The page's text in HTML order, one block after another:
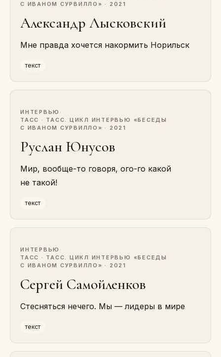
С ИВАНОМ СУРВИЛЛО» · 2021
Александр Лысковский
Мне правда хочется накормить Норильск
текст
ИНТЕРВЬЮ ·
ТАСС · ТАСС. ЦИКЛ ИНТЕРВЬЮ «БЕСЕДЫ
С ИВАНОМ СУРВИЛЛО» · 2021
Руслан Юнусов
Мир, вообще-то говоря, ого-го какой
не такой!
текст
ИНТЕРВЬЮ ·
ТАСС · ТАСС. ЦИКЛ ИНТЕРВЬЮ «БЕСЕДЫ
С ИВАНОМ СУРВИЛЛО» · 2021
Сергей Самойленков
Стесняться нечего. Мы — лидеры в мире
текст